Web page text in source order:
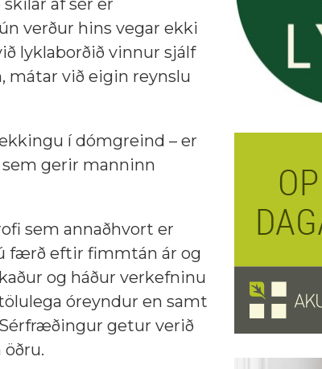
af sér er
verður hins vegar ekki
lyklaborðið vinnur sjálf
mátar við eigin reynslu
í dómgreind – er
gerir manninn
sem annaðhvort er
færð eftir fimmtán ár og
og háður verkefninu
óreyndur en samt
getur verið